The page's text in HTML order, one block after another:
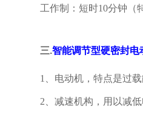
工作制：短时10分钟（
三.智能调节型硬密封电
1、电动机，特点是过
2、减速机构，用以减